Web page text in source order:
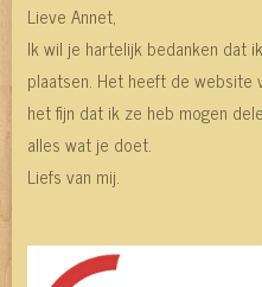
Lieve Annet,
Ik wil je hartelijk bedanken dat
plaatsen. Het heeft de website
het fijn dat ik ze heb mogen
alles wat je doet.
Liefs van mij.